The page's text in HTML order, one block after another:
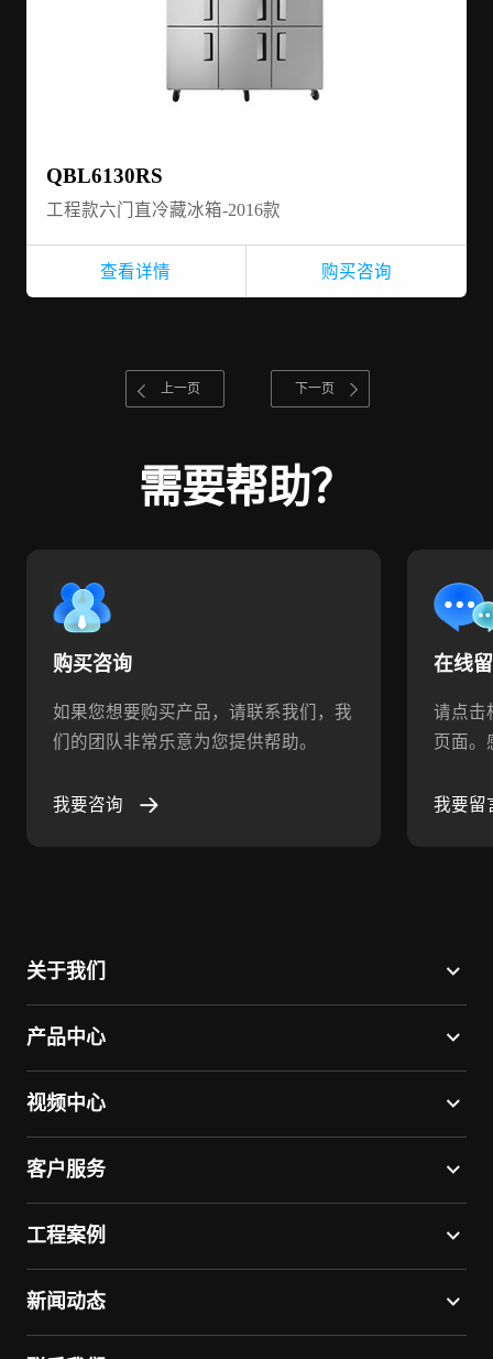
QBL6130RS
工程款六门直冷藏冰箱-2016款
查看详情 购买咨询
上一页 下一页
需要帮助？
购买咨询
如果您想要购买产品，请联系我们，我
们的团队非常乐意为您提供帮助。
我要咨询
在线
请点击
页面。
我要留
关于我们
产品中心
视频中心
客户服务
工程案例
新闻动态